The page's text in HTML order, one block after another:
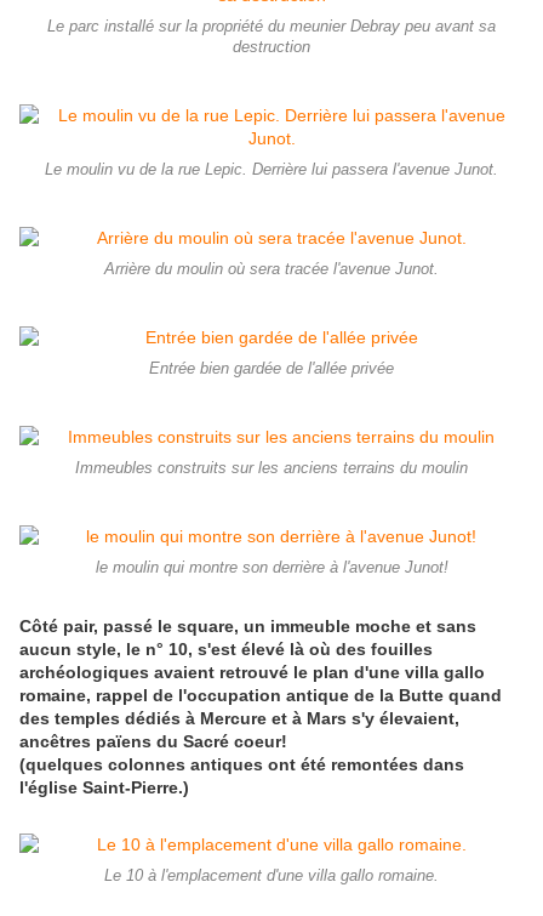
Le parc installé sur la propriété du meunier Debray peu avant sa
destruction
Le moulin vu de la rue Lepic. Derrière lui passera l'avenue Junot.
Arrière du moulin où sera tracée l'avenue Junot.
Entrée bien gardée de l'allée privée
Immeubles construits sur les anciens terrains du moulin
le moulin qui montre son derrière à l'avenue Junot!
Côté pair, passé le square, un immeuble moche et sans
aucun style, le n° 10, s'est élevé là où des fouilles
archéologiques avaient retrouvé le plan d'une villa gallo
romaine, rappel de l'occupation antique de la Butte quand
des temples dédiés à Mercure et à Mars s'y élevaient,
ancêtres païens du Sacré coeur!
(quelques colonnes antiques ont été remontées dans
l'église Saint-Pierre.)
Le 10 à l'emplacement d'une villa gallo romaine.